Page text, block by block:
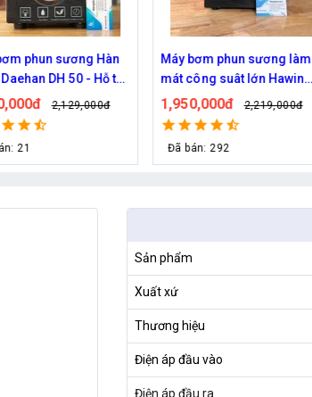
phun sương Haita HP-
chính hãng (30 béc)
829,000đ
30
Máy phun sương Daehan
DH 150 của Hàn Quốc
2,400,000đ 2,790,000đ
Đã bán: 76
Sản phẩm
Xuất xứ
Thương hiệu
Điện áp đầu vào
Điện áp đầu ra